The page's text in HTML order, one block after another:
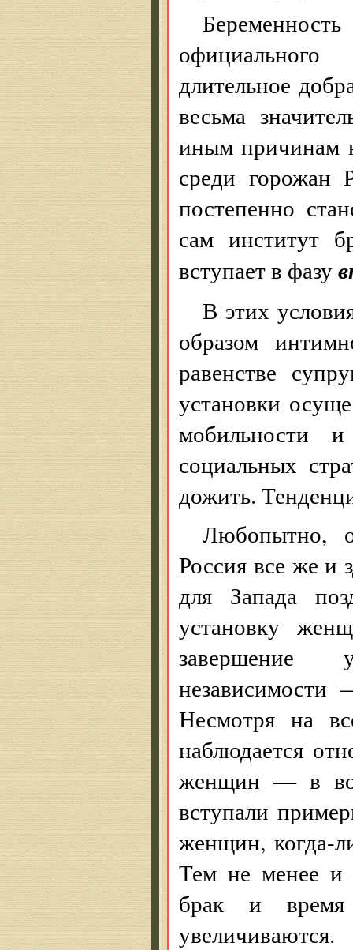
длительное
весьма
иным причинам
среди горожан
постепенно
сам институт
вступает в фазу
В этих
образом
равенстве
установки
мобильности
социальных
дожить.
Любопытно,
Россия все же и
для Запада
установку
завершение
Несмотря на
наблюдается
женщин — в
вступали
женщин, когда-
Тем не менее и
брак и время
увеличиваются.